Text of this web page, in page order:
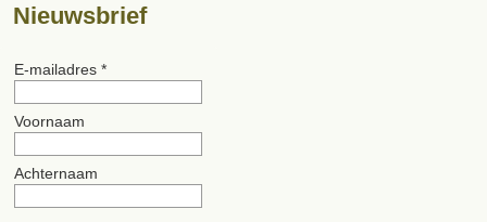
Nieuwsbrief